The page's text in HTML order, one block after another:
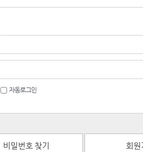
자동로그인
비밀번호 찾기 회원